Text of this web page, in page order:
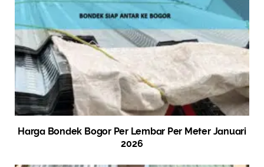
Harga Bondek Bogor Per Lembar Per Meter Januari
2026